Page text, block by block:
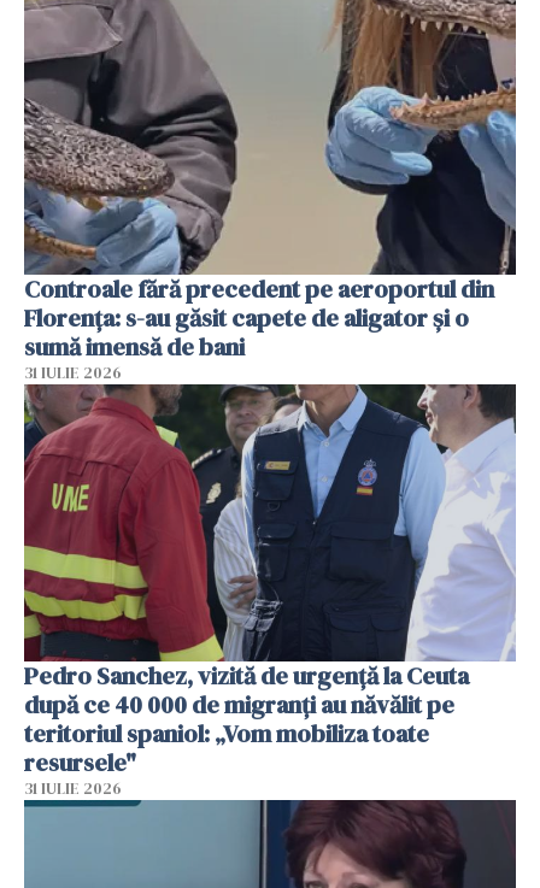
Controale fără precedent pe aeroportul din
Florența: s-au găsit capete de aligator și o
sumă imensă de bani
31 IULIE 2026
Pedro Sanchez, vizită de urgență la Ceuta
după ce 40 000 de migranți au năvălit pe
teritoriul spaniol: „Vom mobiliza toate
resursele"
31 IULIE 2026